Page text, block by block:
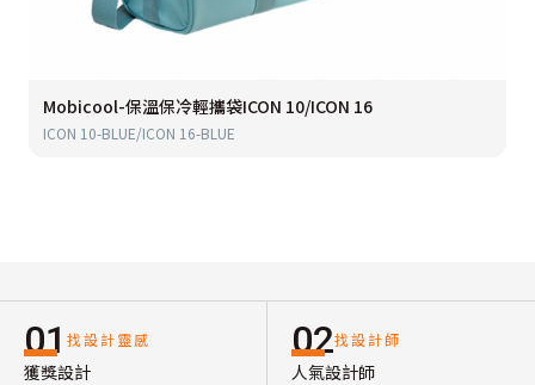
Mobicool-保溫保冷輕攜袋ICON 10/ICON 16
ICON 10-BLUE/ICON 16-BLUE
01 找設計靈感
獲獎設計
02找設計師
人氣設計師